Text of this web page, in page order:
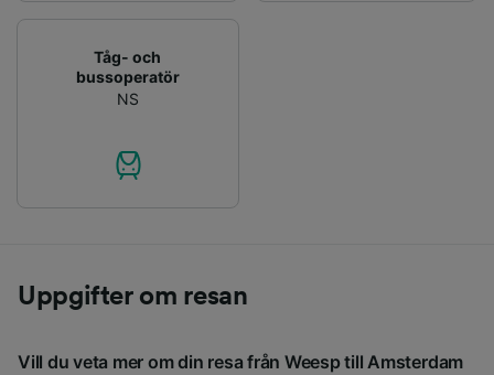
Tåg- och
bussoperatör
NS
Uppgifter om resan
Vill du veta mer om din resa från Weesp till Amsterdam